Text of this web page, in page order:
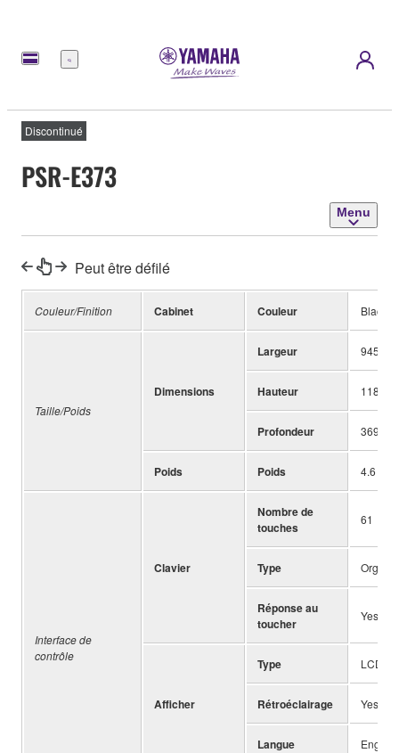
Menu
Discontinué
PSR-E373
Menu
Peut être défilé
Couleur/Finition Cabinet Couleur Black
Taille/Poids
Dimensions
Largeur 945
Hauteur 118
Profondeur 369
Poids Poids 4.6 kg
Interface de
contrôle
Clavier
Nombre de
touches
61
Type Organ
Réponse au
toucher
Yes
Afficher
Type LCD
Rétroéclairage Yes
Langue English